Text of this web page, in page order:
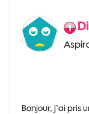
Bonjour, j'ai pris